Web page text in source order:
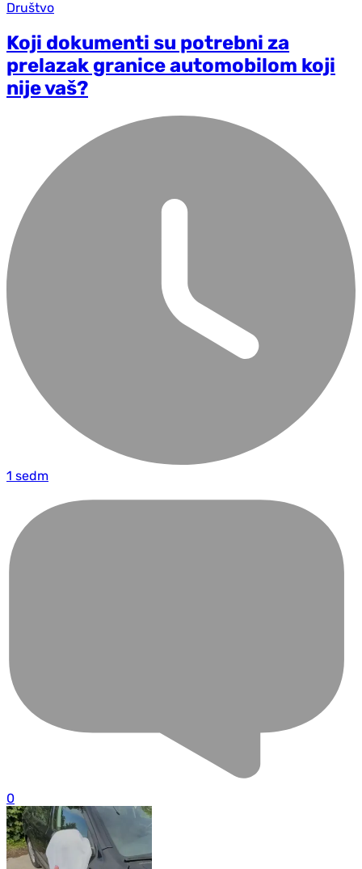
Društvo
Koji dokumenti su potrebni za
prelazak granice automobilom koji
nije vaš?
1 sedm
0